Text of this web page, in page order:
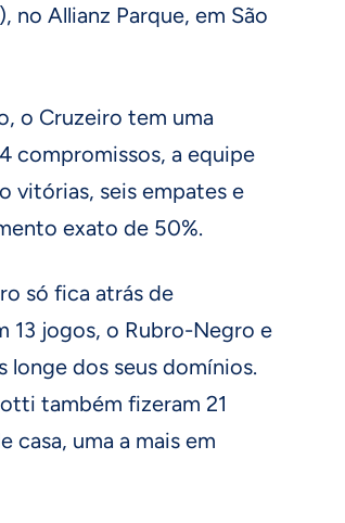
no Allianz Parque, em São
o Cruzeiro tem uma
compromissos, a equipe
vitórias, seis empates e
exato de 50%.
só fica atrás de
13 jogos, o Rubro-Negro e
dos seus domínios.
também fizeram 21
casa, uma a mais em